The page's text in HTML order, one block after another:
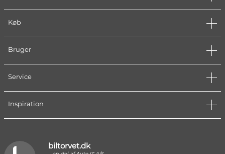
Køb
Bruger
Service
Inspiration
biltorvet.dk